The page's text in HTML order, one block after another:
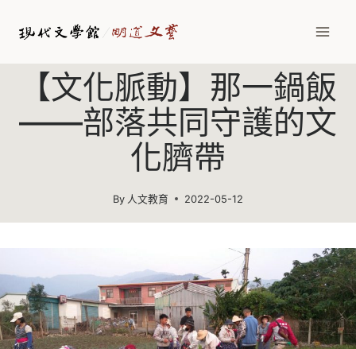
【文化脈動】那一鍋飯
——部落共同守護的文
化臍帶
By 人文教育 2022-05-12